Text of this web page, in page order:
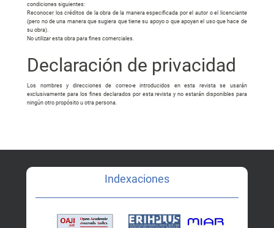
condiciones siguientes:
Reconocer los créditos de la obra de la manera especificada por el autor o el licenciante
(pero no de una manera que sugiera que tiene su apoyo o que apoyan el uso que hace de
su obra).
No utilizar esta obra para fines comerciales.
Declaración de privacidad
Los nombres y direcciones de correo-e introducidos en esta revista se usarán
exclusivamente para los fines declarados por esta revista y no estarán disponibles para
ningún otro propósito u otra persona.
Indexaciones